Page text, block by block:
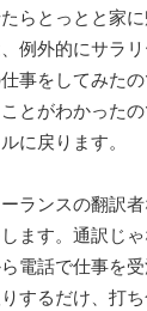
らとっとと家
例外的にサラ
事をしてみた
とがわかった
に戻ります。
ランスの翻訳
ます。通訳じ
電話で仕事を
するだけ、打